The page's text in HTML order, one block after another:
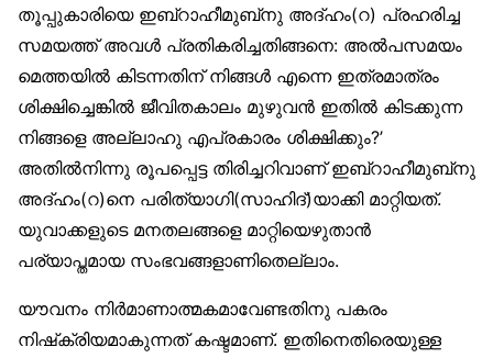
തൂപ്പുകാരിയെ ഇബ്‌റാഹീമുബ്‌നു അദ്ഹം(റ) പ്രഹരിച്ച
സമയത്ത് അവൾ പ്രതികരിച്ചതിങ്ങനെ: അൽപസമയം
മെത്തയിൽ കിടന്നതിന് നിങ്ങൾ എന്നെ ഇത്രമാത്രം
ശിക്ഷിച്ചെങ്കിൽ ജീവിതകാലം മുഴുവൻ ഇതിൽ കിടക്കുന്ന
നിങ്ങളെ അല്ലാഹു എപ്രകാരം ശിക്ഷിക്കും?’
അതിൽനിന്നു രൂപപ്പെട്ട തിരിച്ചറിവാണ് ഇബ്‌റാഹീമുബ്‌നു
അദ്ഹം(റ)നെ പരിത്യാഗി(സാഹിദ്)യാക്കി മാറ്റിയത്.
യുവാക്കളുടെ മനതലങ്ങളെ മാറ്റിയെഴുതാൻ
പര്യാപ്തമായ സംഭവങ്ങളാണിതെല്ലാം.
യൗവനം നിർമാണാത്മകമാവേണ്ടതിനു പകരം
നിഷ്‌ക്രിയമാകുന്നത് കഷ്ടമാണ്. ഇതിനെതിരെയുള്ള